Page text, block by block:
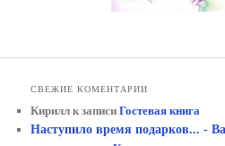
СВЕЖИЕ КОМЕНТАРИИ
Кирилл к записиГостевая книга
Наступило время подарков... -